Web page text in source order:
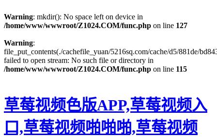
Warning: mkdir(): No space left on device in
/home/www/wwwroot/Z1024.COM/func.php on line 127
Warning:
file_put_contents(./cachefile_yuan/5216sq.com/cache/d5/881de/
failed to open stream: No such file or directory in
/home/www/wwwroot/Z1024.COM/func.php on line 115
草莓视频色版APP,草莓视频入
口,草莓视频啪啪啪,草莓视频